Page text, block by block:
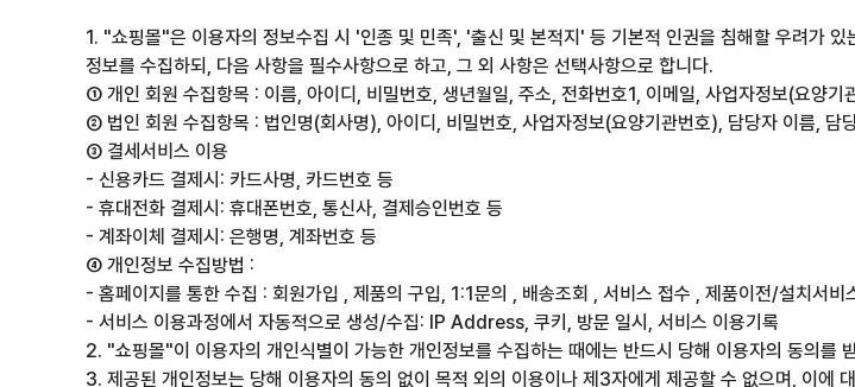
1. "쇼핑몰"은 이용자의 정보수집 시 '인종 및 민족', '출신 및 본적지' 등 기본적 인권을 침해할 우려가
정보를 수집하되, 다음 사항을 필수사항으로 하고, 그 외 사항은 선택사항으로 합니다.
① 개인 회원 수집항목 : 이름, 아이디, 비밀번호, 생년월일, 주소, 전화번호1, 이메일, 사업자정보(요양기
② 법인 회원 수집항목 : 법인명(회사명), 아이디, 비밀번호, 사업자정보(요양기관번호), 담당자 이름, 담
③ 결세서비스 이용
- 신용카드 결제시: 카드사명, 카드번호 등
- 휴대전화 결제시: 휴대폰번호, 통신사, 결제승인번호 등
- 계좌이체 결제시: 은행명, 계좌번호 등
④ 개인정보 수집방법 :
- 홈페이지를 통한 수집 : 회원가입 , 제품의 구입, 1:1문의 , 배송조회 , 서비스 접수 , 제품이전/설치서비
- 서비스 이용과정에서 자동적으로 생성/수집: IP Address, 쿠키, 방문 일시, 서비스 이용기록
2. "쇼핑몰"이 이용자의 개인식별이 가능한 개인정보를 수집하는 때에는 반드시 당해 이용자의 동의를
3. 제공된 개인정보는 당해 이용자의 동의 없이 목적 외의 이용이나 제3자에게 제공할 수 없으며, 이에